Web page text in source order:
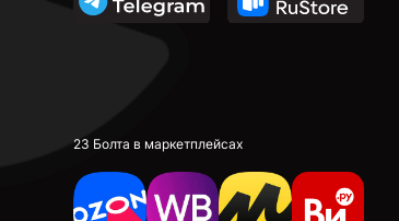
23 Болта в маркетплейсах